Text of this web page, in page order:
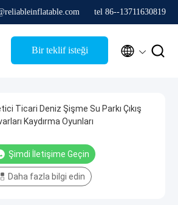
tel 86--13711630819
Bir teklif isteği  
Ticari Deniz Şişme Su Parkı Çıkış
Kaydırma Oyunları
Şimdi İletişime Geçin
Daha fazla bilgi edin